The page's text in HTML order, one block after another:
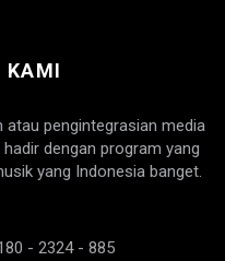
KAMI
atau pengintegrasian media
dengan program yang
yang Indonesia banget.
- 2324 - 885